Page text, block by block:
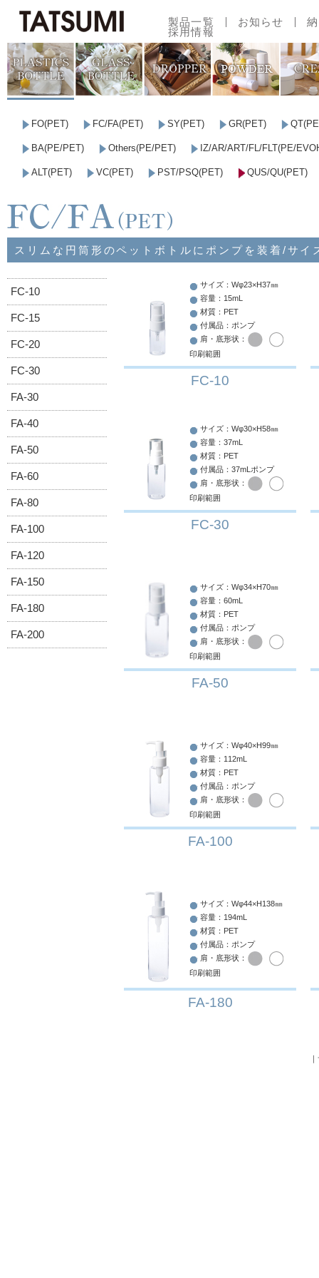
製品一覧
容量で探す
印刷範囲一覧
お知らせ
採用情報
FO(PET) FC/FA(PET) SY(PET) GR(PET)
BA(PE/PET) Others(PE/PET) IZ/AR/ART/FL/FLT(PE/
ALT(PET) VC(PET) PST/PSQ(PET) QUS/QU(PET)
スリムな円筒形のペットボトルにポンプを装着/サイ
FC-10
FC-15
FC-20
FC-30
FA-30
FA-40
FA-50
FA-60
FA-80
FA-100
FA-120
FA-150
FA-180
FA-200
サイズ：Wφ23×H37㎜
容量：15mL
材質：PET
付属品：ポンプ
肩・底形状：
印刷範囲
FC-10
サイズ：Wφ30×H58㎜
容量：37mL
材質：PET
付属品：37mLポンプ
肩・底形状：
印刷範囲
FC-30
サイズ：Wφ34×H70㎜
容量：60mL
材質：PET
付属品：ポンプ
肩・底形状：
印刷範囲
FA-50
サイズ：Wφ40×H99㎜
容量：112mL
材質：PET
付属品：ポンプ
肩・底形状：
印刷範囲
FA-100
サイズ：Wφ44×H138㎜
容量：194mL
材質：PET
付属品：ポンプ
肩・底形状：
印刷範囲
FA-180
｜